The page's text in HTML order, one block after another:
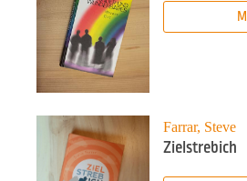
Farrar, Steve
Zielstrebich